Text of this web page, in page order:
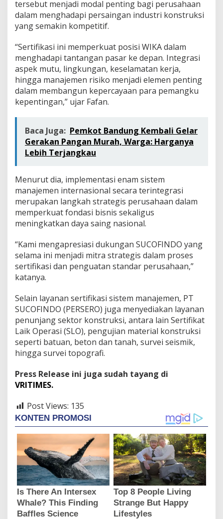
tersebut menjadi modal penting bagi perusahaan
dalam menghadapi persaingan industri konstruksi
yang semakin kompetitif.
“Sertifikasi ini memperkuat posisi WIKA dalam
menghadapi tantangan pasar ke depan. Integrasi
aspek mutu, lingkungan, keselamatan kerja,
hingga manajemen risiko menjadi elemen penting
dalam membangun kepercayaan para pemangku
kepentingan,” ujar Fafan.
Baca Juga: Pemkot Bandung Kembali Gelar
Gerakan Pangan Murah, Warga: Harganya
Lebih Terjangkau
Menurut dia, implementasi enam sistem
manajemen internasional secara terintegrasi
merupakan langkah strategis perusahaan dalam
memperkuat fondasi bisnis sekaligus
meningkatkan daya saing nasional.
“Kami mengapresiasi dukungan SUCOFINDO yang
selama ini menjadi mitra strategis dalam proses
sertifikasi dan penguatan standar perusahaan,”
katanya.
Selain layanan sertifikasi sistem manajemen, PT
SUCOFINDO (PERSERO) juga menyediakan layanan
penunjang sektor konstruksi, antara lain Sertifikat
Laik Operasi (SLO), pengujian material konstruksi
seperti batuan, beton dan tanah, survei seismik,
hingga survei topografi.
Press Release ini juga sudah tayang di
VRITIMES.
Post Views: 135